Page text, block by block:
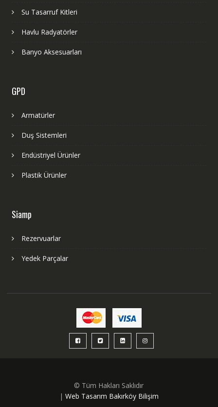
Su Tasarruf Kitleri
Havlu Radyatörler
Banyo Aksesuarları
GPD
Armatürler
Duş Sistemleri
Endüstriyel Ürünler
Plastik Ürünler
Siamp
Rezervuarlar
Yedek Parçalar
© Tüm Hakları Saklıdır
| Web Tasarım Bakırköy Bilişim